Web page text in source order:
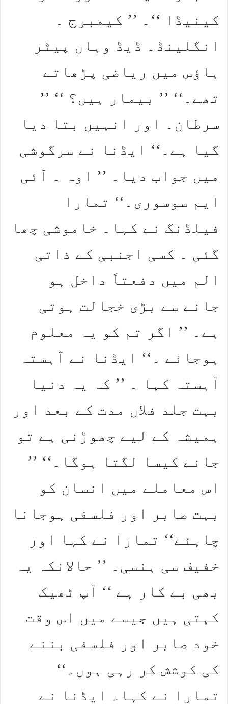
کینیڈا ‘‘۔ ’’ کیمبرج ۔
انگلینڈ۔ ڈیڈ وہاں پیٹر
ہاؤس میں ریاضی پڑھاتے
تھے۔‘‘ ’’ بیمار ہیں؟ ‘‘ ’’
سرطان۔ اور انہیں بتا دیا
گیا ہے۔‘‘ ایڈنا نے سرگوشی
میں جواب دیا۔ ’’ اوہ ۔ آئی
ایم سوسوری۔‘‘ تمارا
فیلڈنگ نے کہا۔ خاموشی چھا
گئی ۔ کسی اجنبی کے ذاتی
الم میں دفعتاً داخل ہو
جانے سے بڑی خجالت ہوتی
ہے۔ ’’ اگر تم کو یہ معلوم
ہوجائے ۔‘‘ ایڈنا نے آہستہ
آہستہ کہا ۔ ’’ کہ یہ دنیا
بہت جلد فلاں مدت کے بعد اور
ہمیشہ کے لیے چھوڑنی ہے تو
جانے کیسا لگتا ہوگا۔‘‘ ’’
اس معاملے میں انسان کو
بہت صابر اور فلسفی ہوجانا
چاہئے‘‘ تمارا نے کہا اور
خفیف سی ہنسی۔ ’’ حالانکہ یہ
بھی بے کار ہے ‘‘ آپ ٹھیک
کہتی ہیں جیسے میں اس وقت
خود صابر اور فلسفی بننے
کی کوشش کر رہی ہوں۔‘‘
تمارا نے کہا۔ ایڈنا نے